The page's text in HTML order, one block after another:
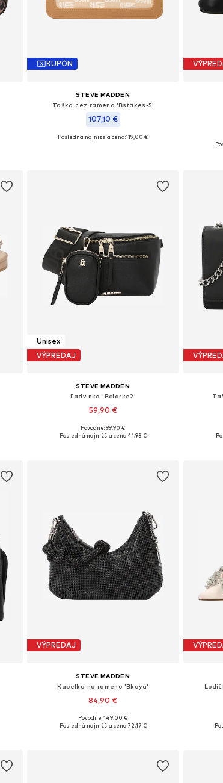
KUPÓN
STEVE MADDEN
Taška cez rameno 'Bstakes-5'
107,10 €
Dostupné veľkosti: One Size
Posledná najnižšia cena:119,00 €
Unisex
VÝPREDAJ
STEVE MADDEN
Ľadvinka 'Bclarke2'
59,90 €
Dostupné veľkosti: One Size
Pôvodne: 99,90 €
Posledná najnižšia cena:41,93 €
VÝPREDAJ
STEVE MADDEN
Kabelka na rameno 'Bkaya'
84,90 €
Dostupné veľkosti: One Size
Pôvodne: 149,00 €
Posledná najnižšia cena:72,17 €